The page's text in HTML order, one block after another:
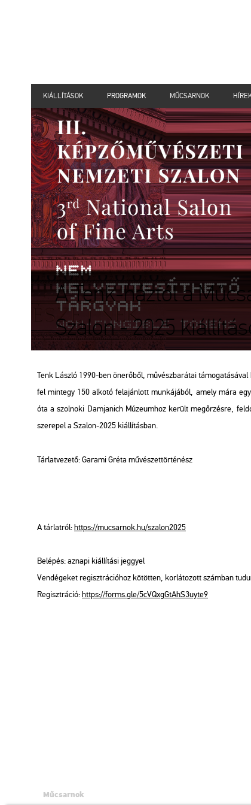
KIÁLLÍTÁSOK PROGRAMOK MŰCSARNOK
A Tenk-háztól a
Szalon - 2025
Tenk Lász­ló 1990-ben ön­erő­ből, mű­vész­ba­rá­tai
fel mint­egy 150 al­ko­tó fel­aján­lott mun­ká­já­ból, amely mára
óta a szol­no­ki Dam­ja­nich Mú­ze­um­hoz ke­rült meg­őr­zés­re,
sze­re­pel a Sza­lon-2025 ki­ál­lí­tás­ban.
Tár­lat­ve­ze­tő: Ga­ra­mi Gréta mű­vé­szet­tör­té­nész
A tár­lat­ról:https://​mu­csar­nok.​hu/​sza­lon2025
Be­lé­pés: az­na­pi ki­ál­lí­tá­si jeggyel
Ven­dé­ge­ket re­giszt­rá­ci­ó­hoz kö­töt­ten, kor­lá­to­zott szám­ban
Re­giszt­rá­ció:https://​forms.​gle/​5cV​QxgG​tAhS​3uyt​e9
Műcsarnok